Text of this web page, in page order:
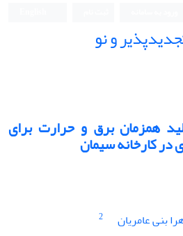
و نو
همزمان برق و حرارت برای
کارخانه سیمان
بنی عامریان
2